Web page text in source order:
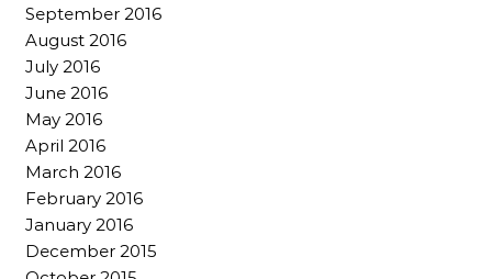
September 2016
August 2016
July 2016
June 2016
May 2016
April 2016
March 2016
February 2016
January 2016
December 2015